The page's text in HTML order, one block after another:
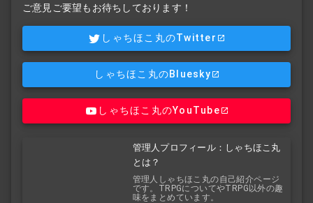
ご意見ご要望もお待ちしております！
しゃちほこ丸のTwitter
しゃちほこ丸のBluesky
しゃちほこ丸のYouTube
管理人プロフィール：しゃちほこ丸
とは？
管理人しゃちほこ丸の自己紹介ページ
です。TRPGについてやTRPG以外の趣
味をまとめています。